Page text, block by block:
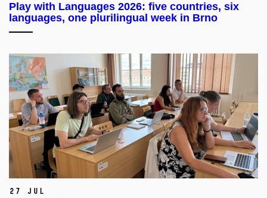
Play with Languages 2026: five countries, six
languages, one plurilingual week in Brno
27 Jul